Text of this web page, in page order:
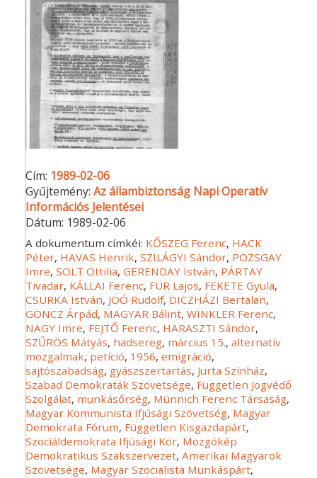
Cím: 1989-02-06
Gyűjtemény:Az állambiztonság Napi Operatív
Információs Jelentései
Dátum: 1989-02-06
A dokumentum címkéi: KŐSZEG Ferenc, HACK
Péter, HAVAS Henrik,SZILÁGYI Sándor, POZSGAY
Imre,SOLT Ottilia,GERENDAY István, PÁRTAY
Tivadar, KÁLLAI Ferenc, FÜR Lajos, FEKETE Gyula,
CSURKA István, JOÓ Rudolf, DICZHÁZI Bertalan,
GÖNCZ Árpád, MAGYAR Bálint,WINKLER Ferenc,
NAGY Imre, FEJTŐ Ferenc, HARASZTI Sándor,
SZŰRÖS Mátyás, hadsereg, március 15.,alternatív
mozgalmak, petíció, 1956,emigráció,
sajtószabadság, gyászszertartás, Jurta Színház,
Szabad Demokraták Szövetsége, Független Jogvédő
Szolgálat, munkásőrség, Münnich Ferenc Társaság,
Magyar Kommunista Ifjúsági Szövetség, Magyar
Demokrata Fórum, Független Kisgazdapárt,
Szociáldemokrata Ifjúsági Kör, Mozgókép
Demokratikus Szakszervezet,Amerikai Magyarok
Szövetsége, Magyar Szocialista Munkáspárt,